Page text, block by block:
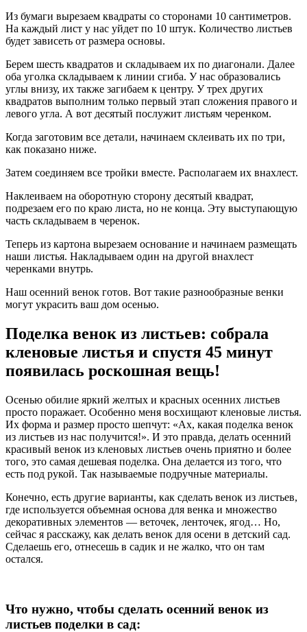
Из бумаги вырезаем квадраты со сторонами 10 сантиметров.
На каждый лист у нас уйдет по 10 штук. Количество листьев
будет зависеть от размера основы.
Берем шесть квадратов и складываем их по диагонали. Далее
оба уголка складываем к линии сгиба. У нас образовались
углы внизу, их также загибаем к центру. У трех других
квадратов выполним только первый этап сложения правого и
левого угла. А вот десятый послужит листьям черенком.
Когда заготовим все детали, начинаем склеивать их по три,
как показано ниже.
Затем соединяем все тройки вместе. Располагаем их внахлест.
Наклеиваем на оборотную сторону десятый квадрат,
подрезаем его по краю листа, но не конца. Эту выступающую
часть складываем в черенок.
Теперь из картона вырезаем основание и начинаем размещать
наши листья. Накладываем один на другой внахлест
черенками внутрь.
Наш осенний венок готов. Вот такие разнообразные венки
могут украсить ваш дом осенью.
Поделка венок из листьев: собрала
кленовые листья и спустя 45 минут
появилась роскошная вещь!
Осенью обилие яркий желтых и красных осенних листьев
просто поражает. Особенно меня восхищают кленовые листья.
Их форма и размер просто шепчут: «Ах, какая поделка венок
из листьев из нас получится!». И это правда, делать осенний
красивый венок из кленовых листьев очень приятно и более
того, это самая дешевая поделка. Она делается из того, что
есть под рукой. Так называемые подручные материалы.
Конечно, есть другие варианты, как сделать венок из листьев,
где используется объемная основа для венка и множество
декоративных элементов — веточек, ленточек, ягод… Но,
сейчас я расскажу, как делать венок для осени в детский сад.
Сделаешь его, отнесешь в садик и не жалко, что он там
остался.
Что нужно, чтобы сделать осенний венок из
листьев поделки в сад: